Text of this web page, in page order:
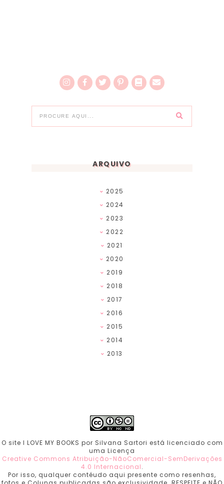
ARQUIVO
2025
2024
2023
2022
2021
2020
2019
2018
2017
2016
2015
2014
2013
O site I LOVE MY BOOKS por Silvana Sartori está licenciado com
uma Licença
Creative Commons Atribuição-NãoComercial-SemDerivações
4.0 Internacional.
Por isso, qualquer contéudo aqui presente como resenhas,